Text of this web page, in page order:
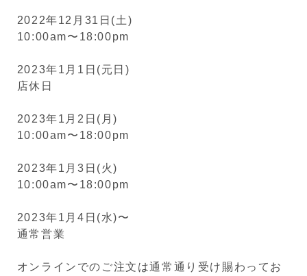
2022年12月31日(土)
10:00am〜18:00pm
2023年1月1日(元日)
店休日
2023年1月2日(月)
10:00am〜18:00pm
2023年1月3日(火)
10:00am〜18:00pm
2023年1月4日(水)〜
通常営業
オンラインでのご注文は通常通り受け賜わってお